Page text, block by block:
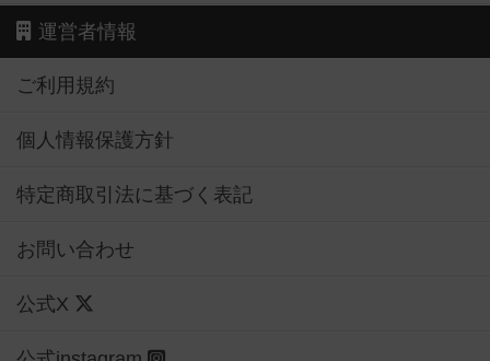
運営者情報
ご利用規約
個人情報保護方針
特定商取引法に基づく表記
お問い合わせ
公式X